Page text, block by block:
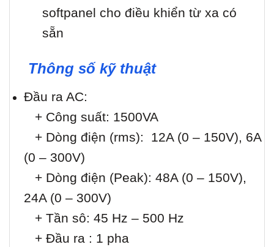
softpanel cho điều khiển từ xa có
sẵn
Thông số kỹ thuật
Đầu ra AC:
+ Công suất: 1500VA
+ Dòng điện (rms): 12A (0 – 150V), 6A
(0 – 300V)
+ Dòng điện (Peak): 48A (0 – 150V),
24A (0 – 300V)
+ Tần sô: 45 Hz – 500 Hz
+ Đầu ra : 1 pha